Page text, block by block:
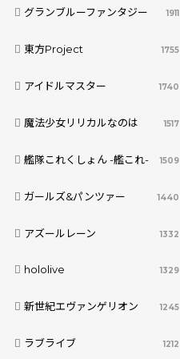
グランブルーファンタジー 1911
東方Project 1755
アイドルマスター 1740
魔法少女リリカルなのは 1517
艦隊これくしょん -艦これ- 1509
ガールズ&パンツァー 1440
アズールレーン 1332
hololive 1329
新世紀エヴァンゲリオン 1245
ラブライブ 1212